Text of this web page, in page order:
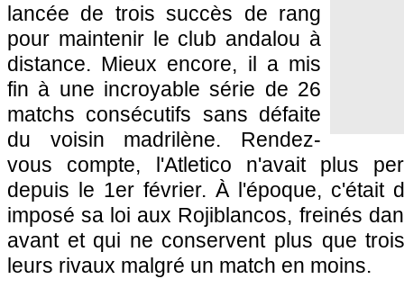
lancée de trois succès de rang
pour maintenir le club andalou à
distance. Mieux encore, il a mis
fin à une incroyable série de 26
matchs consécutifs sans défaite
du voisin madrilène. Rendez-
vous compte, l'Atletico n'avait plus
depuis le 1er février. À l'époque, c'était
imposé sa loi aux Rojiblancos, freinés
avant et qui ne conservent plus que
leurs rivaux malgré un match en moins.